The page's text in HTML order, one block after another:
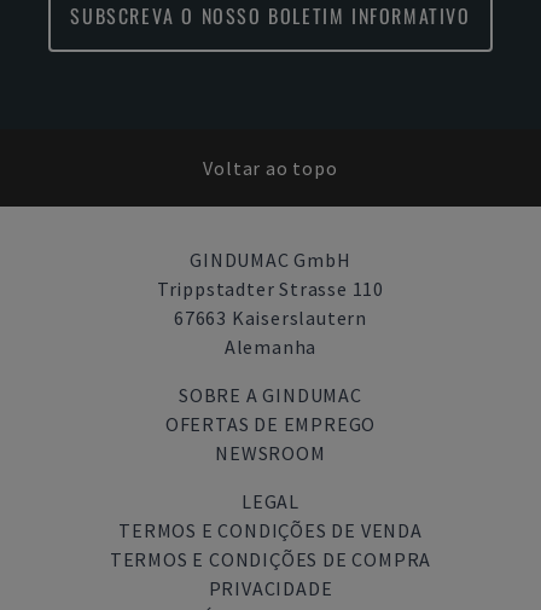
SUBSCREVA O NOSSO BOLETIM INFORMATIVO
Voltar ao topo
GINDUMAC GmbH
Trippstadter Strasse 110
67663 Kaiserslautern
Alemanha
SOBRE A GINDUMAC
OFERTAS DE EMPREGO
NEWSROOM
LEGAL
TERMOS E CONDIÇÕES DE VENDA
TERMOS E CONDIÇÕES DE COMPRA
PRIVACIDADE